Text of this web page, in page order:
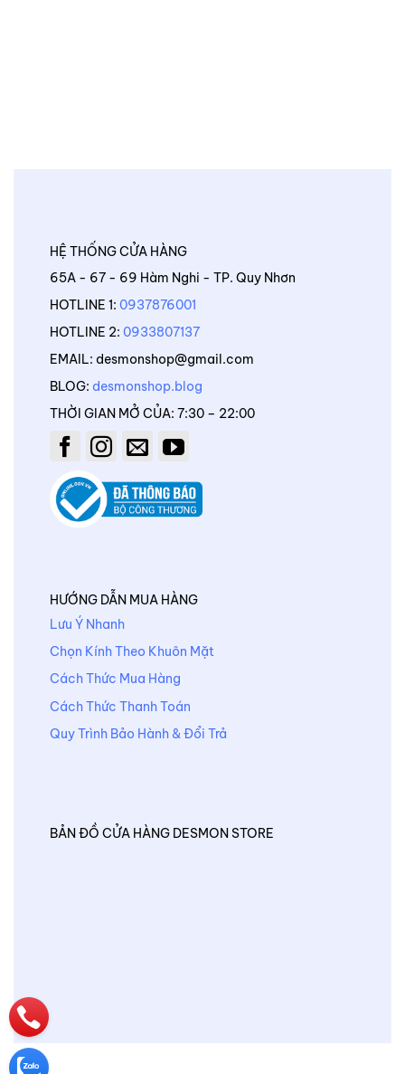
HỆ THỐNG CỬA HÀNG
65A - 67 - 69 Hàm Nghi - TP. Quy Nhơn
HOTLINE 1: 0937876001
HOTLINE 2: 0933807137
EMAIL: desmonshop@gmail.com
BLOG: desmonshop.blog
THỜI GIAN MỞ CỦA: 7:30 – 22:00
HƯỚNG DẪN MUA HÀNG
Lưu Ý Nhanh
Chọn Kính Theo Khuôn Mặt
Cách Thức Mua Hàng
Cách Thức Thanh Toán
Quy Trình Bảo Hành & Đổi Trả
BẢN ĐỒ CỬA HÀNG DESMON STORE